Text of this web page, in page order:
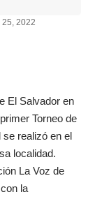
2022
El Salvador en
Torneo de
se realizó en el
localidad.
La Voz de
la